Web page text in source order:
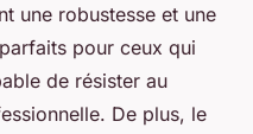
une robustesse et une
pour ceux qui
de résister au
De plus, le